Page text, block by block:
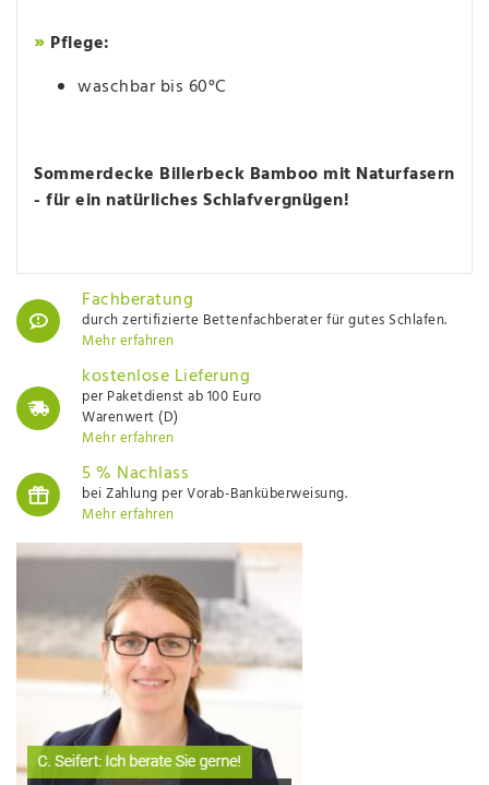
» Pflege:
waschbar bis 60°C
Sommerdecke Billerbeck Bamboo mit Naturfasern
- für ein natürliches Schlafvergnügen!
Fachberatung
durch zertifizierte Bettenfachberater für gutes Schlafen.
Mehr erfahren
kostenlose Lieferung
per Paketdienst ab 100 Euro
Warenwert (D)
Mehr erfahren
5 % Nachlass
bei Zahlung per Vorab-Banküberweisung.
Mehr erfahren